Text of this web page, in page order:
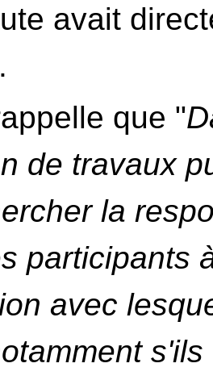
avait
que "
de travaux
la
participants
avec